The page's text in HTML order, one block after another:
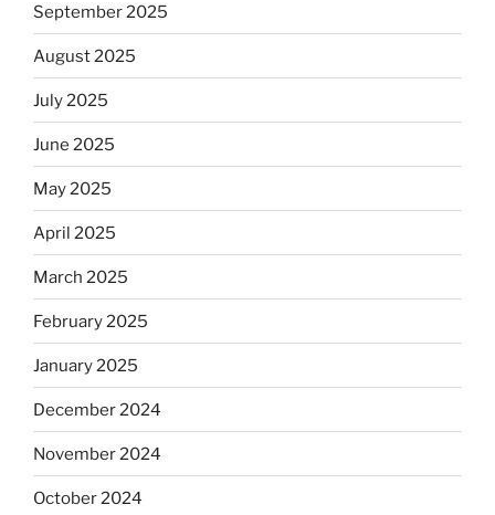
September 2025
August 2025
July 2025
June 2025
May 2025
April 2025
March 2025
February 2025
January 2025
December 2024
November 2024
October 2024